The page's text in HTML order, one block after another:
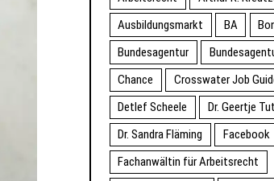
Ausbildungsmarkt
BA
Bundesagentur
Chance
Crosswater Job
Detlef Scheele
Dr. Geertje
Dr. Sandra Fläming
Facebook
Fachanwältin für Arbeitsrecht